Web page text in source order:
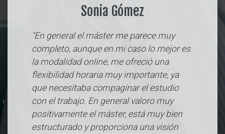
Sonia Gómez
"En general el máster me parece muy
completo, aunque en mi caso lo mejor es
la modalidad online, me ofreció una
flexibilidad horaria muy importante, ya
que necesitaba compaginar el estudio
con el trabajo. En general valoro muy
positivamente el máster, está muy bien
estructurado y proporciona una visión